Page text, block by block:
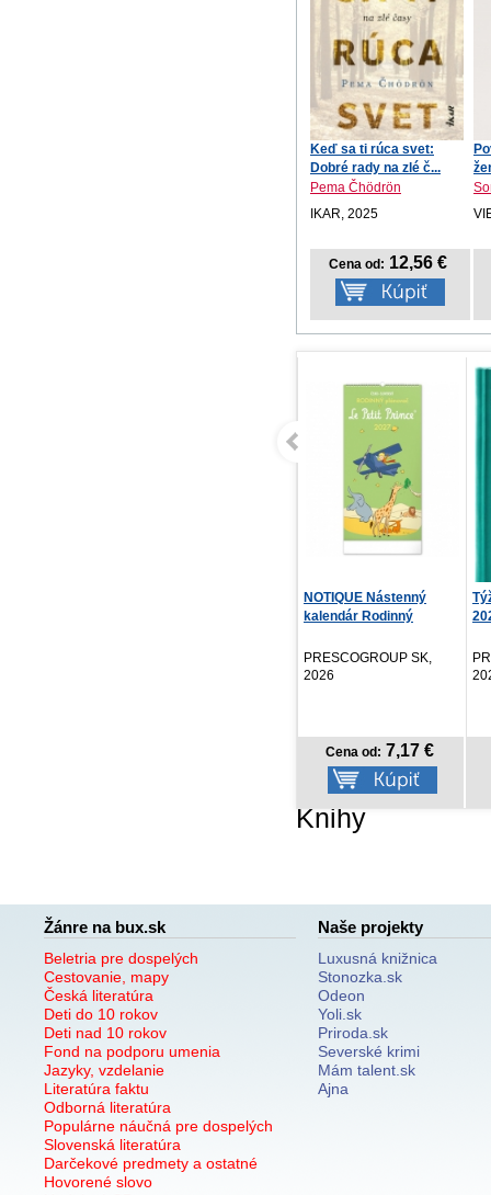
Keď sa ti rúca svet:
Dobré rady na zlé č...
Pema Čhödrön
IKAR, 2025
Cena od: 12,56 €
Týždenný diár Aprint Top
2027, tyrkysový...
PRESCOGROUP SK,
2026
Cena od: 6,87 €
Knihy
Žánre na bux.sk
Beletria pre dospelých
Cestovanie, mapy
Česká literatúra
Deti do 10 rokov
Deti nad 10 rokov
Fond na podporu umenia
Jazyky, vzdelanie
Literatúra faktu
Odborná literatúra
Populárne náučná pre dospelých
Slovenská literatúra
Darčekové predmety a ostatné
Hovorené slovo
Naše projekty
Luxusná knižnica
Stonozka.sk
Odeon
Yoli.sk
Priroda.sk
Severské krimi
Mám talent.sk
Ajna